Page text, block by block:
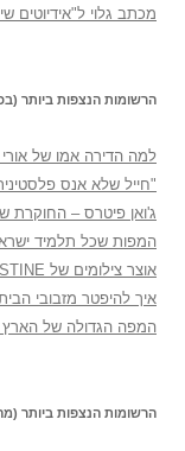
מכתב גלוי ל"אידיוטים
הרשומות הנצפות ביותר
למה הדירה אמו של
"חייל שלא אנס
ג'ואן פיטרס – החוקרת
המפות שכל תלמיד
אוצר צילומים של PALESTINE הריקה
איך להיפטר מזבובי
המפה הגדולה של הארץ
הרשומות הנצפות ביותר